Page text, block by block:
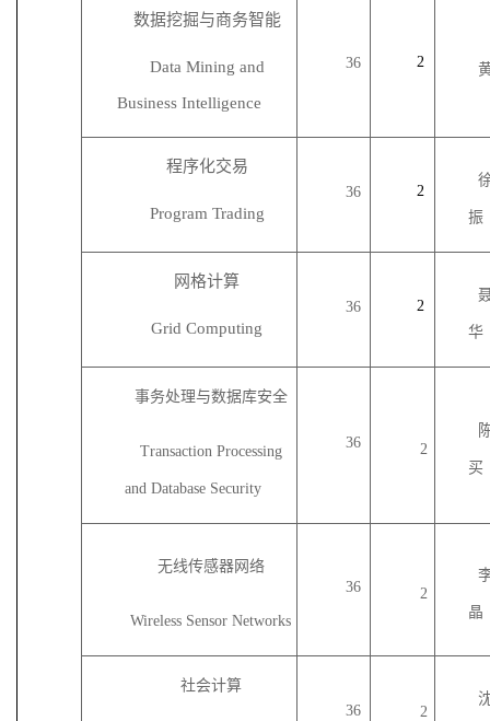
数据挖掘与商务智能
Data Mining and
Business Intelligence
36 2
程序化交易
Program Trading
36 2
振
网格计算
Grid Computing
36 2
华
事务处理与数据库安全
Transaction Processing
and Database Security
36 2
买
无线传感器网络
Wireless Sensor Networks
36 2
晶
社会计算
36 2